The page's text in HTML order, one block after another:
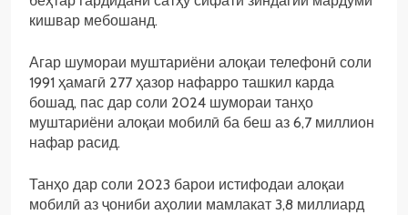
кишвар мебошанд.
Агар шумораи муштариёни алоқаи телефонӣ соли
1991 ҳамагӣ 277 ҳазор нафарро ташкил карда
бошад, пас дар соли 2024 шумораи танҳо
муштариёни алоқаи мобилӣ ба беш аз 6,7 миллион
нафар расид.
Танҳо дар соли 2023 барои истифодаи алоқаи
мобилӣ аз ҷониби аҳолии мамлакат 3,8 миллиард